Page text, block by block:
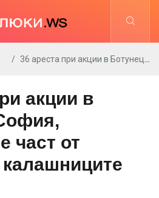
36 ареста при акции в Ботунец и София, задържана е част от Бандата на калашниците (видео)
акции в
част от